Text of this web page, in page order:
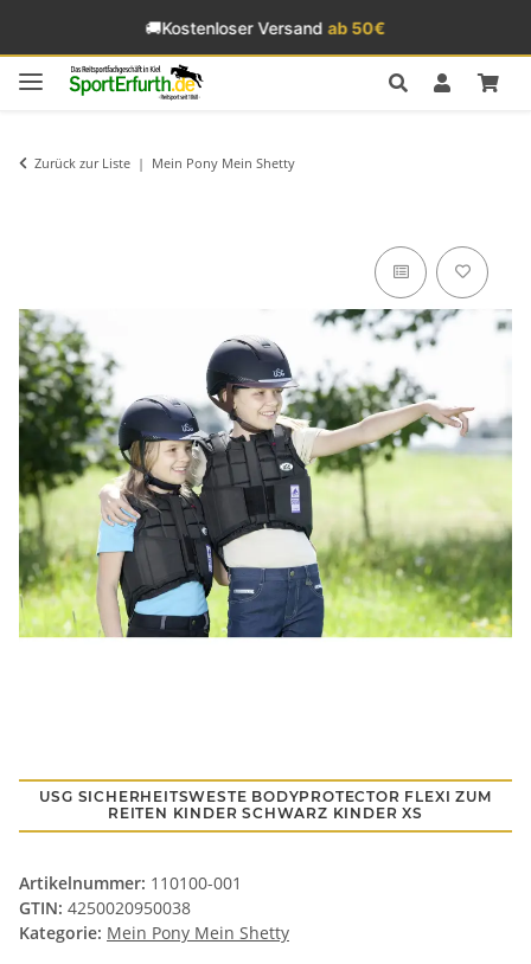
🚚Kostenloser Versandab 50€
Zurück zur Liste Mein Pony Mein Shetty
USG SICHERHEITSWESTE BODYPROTECTOR FLEXI ZUM
REITEN KINDER SCHWARZ KINDER XS
Artikelnummer: 110100-001
GTIN: 4250020950038
Kategorie: Mein Pony Mein Shetty